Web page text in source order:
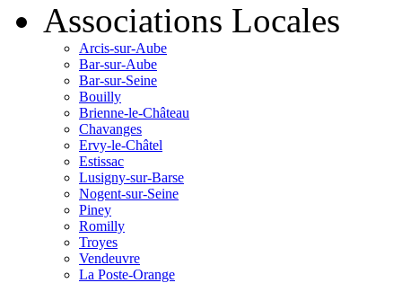
Associations Locales
Arcis-sur-Aube
Bar-sur-Aube
Bar-sur-Seine
Bouilly
Brienne-le-Château
Chavanges
Ervy-le-Châtel
Estissac
Lusigny-sur-Barse
Nogent-sur-Seine
Piney
Romilly
Troyes
Vendeuvre
La Poste-Orange